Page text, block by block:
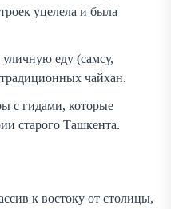
уцелела и была
еду (самсу,
чайхан.
с гидами, которые
старого Ташкента.
к востоку от столицы,